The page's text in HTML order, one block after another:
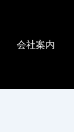
会社案内